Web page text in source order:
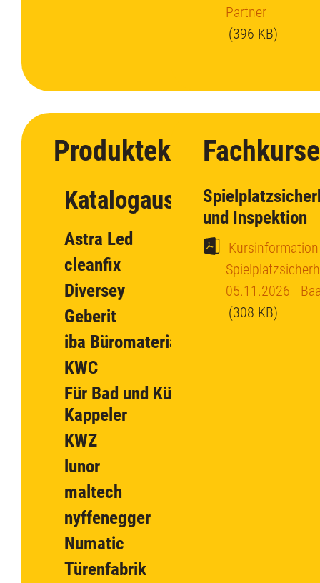
Partner
(396 KB)
Produktekataloge
Katalogauswahl
Astra Led
cleanfix
Diversey
Geberit
iba Büromaterial
KWC
Für Bad und Küche
Kappeler
KWZ
lunor
maltech
nyffenegger
Numatic
Türenfabrik
Fachkurse
und Inspektion
Kursinformation
05.11.2026 -
(308 KB)